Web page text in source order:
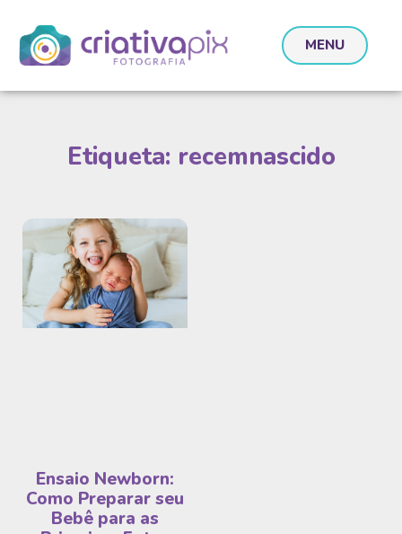
MENU
Etiqueta: recemnascido
Ensaio Newborn:
Como Preparar seu
Bebê para as